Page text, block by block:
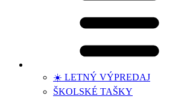
☀️ LETNÝ VÝPREDAJ
ŠKOLSKÉ TAŠKY